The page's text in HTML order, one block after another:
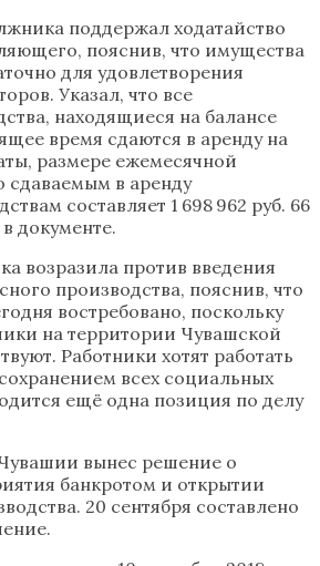
поддержал ходатайство
пояснив, что имущества
для удовлетворения
Указал, что все
находящиеся на балансе
время сдаются в аренду на
размере ежемесячной
сдаваемым в аренду
составляет 1 698 962 руб. 66
документе.
возразила против введения
производства, пояснив, что
востребовано, поскольку
на территории Чувашской
Работники хотят работать
всех социальных
ещё одна позиция по делу
вынес решение о
банкротом и открытии
20 сентября составлено